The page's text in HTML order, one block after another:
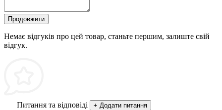
Продовжити
Немає відгуків про цей товар, станьте першим, залиште свій
відгук.
Питання та відповіді + Додати питання